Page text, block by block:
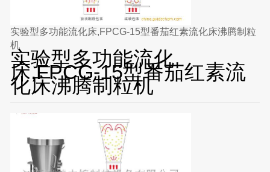
实验型多功能流化床,FPCG-15型番茄红素流化床沸腾制粒
机
实验型多功能流化
床,FPCG-15型番茄红素流
化床沸腾制粒机